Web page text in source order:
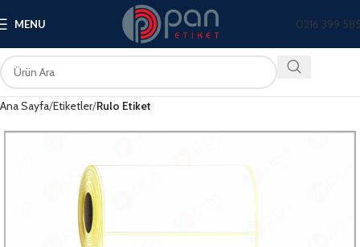
MENU 0216 399
Ana Sayfa Etiketler Rulo Etiket